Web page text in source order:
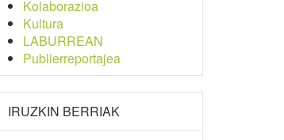
Kolaborazioa
Kultura
LABURREAN
Publierreportajea
IRUZKIN BERRIAK